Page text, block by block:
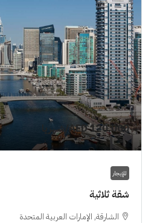
AED 120,000 /شهريا
للإيجار
شقة ثلاثية
الشارقة, الإمارات العربية المتحدة